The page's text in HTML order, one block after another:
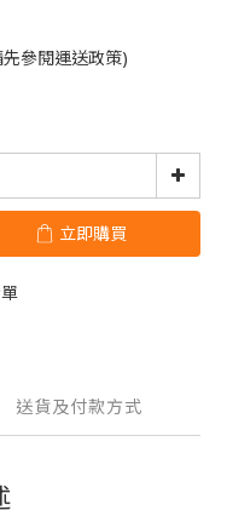
參閱運送政策)
立即購買
送貨及付款方式